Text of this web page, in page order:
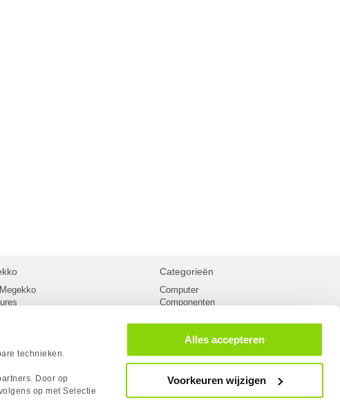
technieken.
Door op
op met Selectie
Alles accepteren
Voorkeuren wijzigen
Megekko
Academy
Categorieën
Computer
Componenten
Kabels
Netwerk
Gaming laptops
PC Systemen